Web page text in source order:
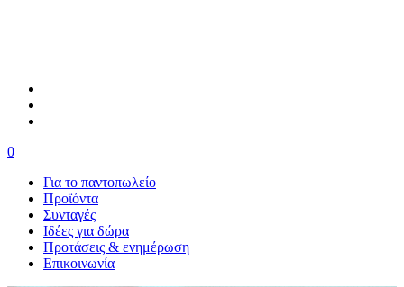
0
Για το παντοπωλείο
Προϊόντα
Συνταγές
Ιδέες για δώρα
Προτάσεις & ενημέρωση
Επικοινωνία